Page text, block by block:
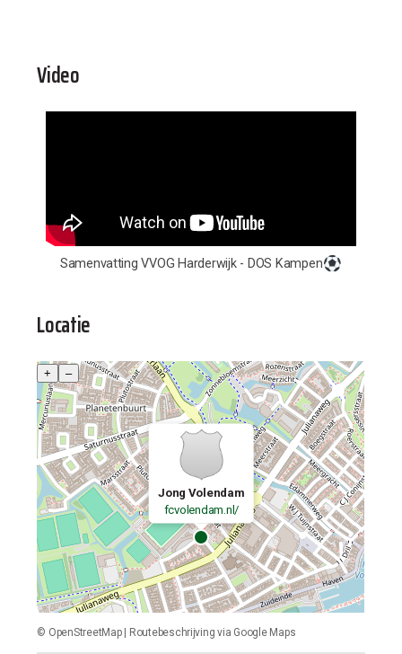
Video
Samenvatting VVOG Harderwijk - DOS Kampen
Locatie
Jong Volendam
fcvolendam.nl/
+ –
© OpenStreetMap| Routebeschrijving via Google Maps